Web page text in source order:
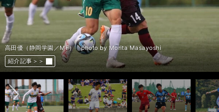
紹介記事＞＞
紹介記事＞＞
紹介記事＞＞
紹介記事＞＞
紹介記事＞＞
紹介記事＞＞
紹介記事＞＞
紹介記事＞＞
紹介記事＞＞
紹介記事＞＞
紹介記事＞＞
紹介記事＞＞
紹介記事＞＞
紹介記事＞＞
高田優（静岡学園／MF） photo by Morita Masayoshi
紹介記事＞＞
紹介記事＞＞
紹介記事＞＞
紹介記事＞＞
紹介記事＞＞
紹介記事＞＞
紹介記事＞＞
紹介記事＞＞
前へ